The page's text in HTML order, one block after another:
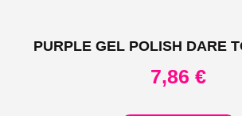
PURPLE GEL POLISH DARE
7,86 €